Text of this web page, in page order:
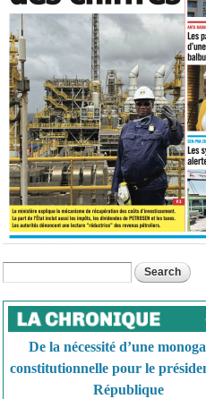
Search form
De la nécessité d’une
constitutionnelle pour le
République